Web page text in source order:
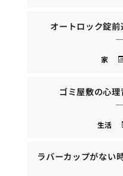
オートロック錠
家
ゴミ屋敷の心
生活
ラバーカップがない